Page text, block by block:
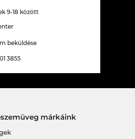
9-18 között
beküldése
3855
márkáink